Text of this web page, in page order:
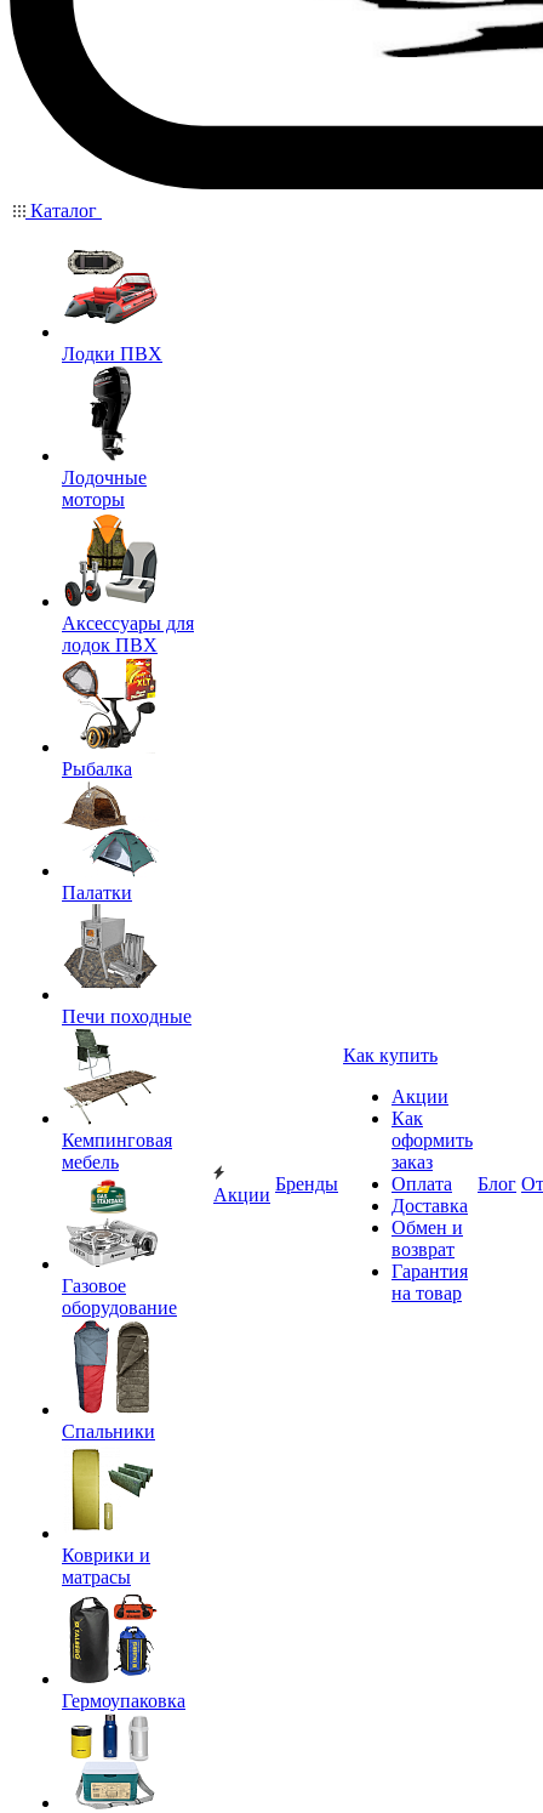
Каталог
Лодки ПВХ
Лодочные
моторы
Аксессуары для
лодок ПВХ
Рыбалка
Палатки
Печи походные
Кемпинговая
мебель
Газовое
оборудование
Спальники
Коврики и
матрасы
Гермоупаковка
Акции
Бренды
Как купить
Акции
Как
оформить
заказ
Оплата
Доставка
Обмен и
возврат
Гарантия
на товар
Блог